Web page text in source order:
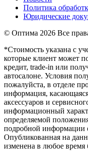
Политика
Юридические
© Оптима 2026 Все
*Стоимость указана с
которые клиент может
кредит, trade-in или
автосалоне. Условия
пожалуйста, в отделе
информация,
аксессуаров и
информационный
определяемой
подробной информации
Опубликованная на
изменена в любое время